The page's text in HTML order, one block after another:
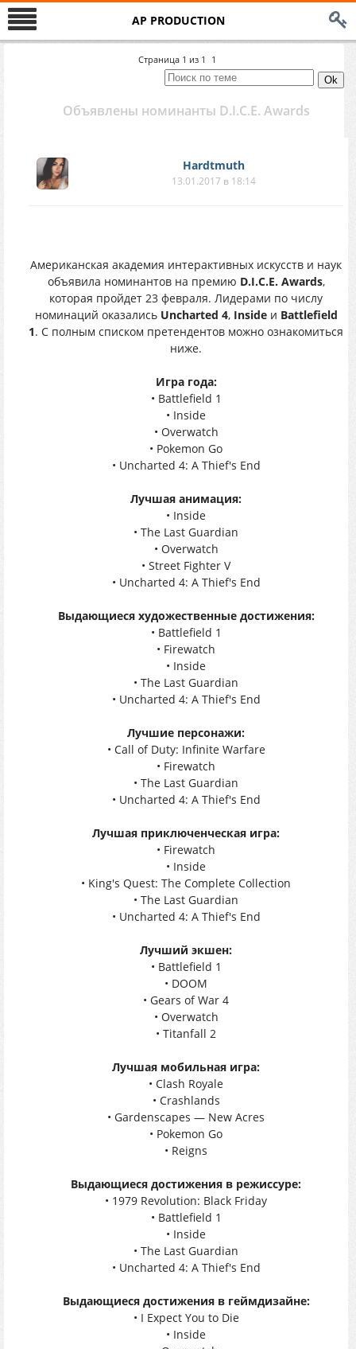
AP PRODUCTION
Страница 1 из 1 1
Объявлены номинанты D.I.C.E. Awards
Hardtmuth
13.01.2017 в 18:14
Американская академия интерактивных искусств и наук
объявила номинантов на премию D.I.C.E. Awards,
которая пройдет 23 февраля. Лидерами по числу
номинаций оказались Uncharted 4, Insideи Battlefield
1. С полным списком претендентов можно ознакомиться
ниже.
Игра года:
• Battlefield 1
• Inside
• Overwatch
• Pokemon Go
• Uncharted 4: A Thief's End
Лучшая анимация:
• Inside
• The Last Guardian
• Overwatch
• Street Fighter V
• Uncharted 4: A Thief's End
Выдающиеся художественные достижения:
• Battlefield 1
• Firewatch
• Inside
• The Last Guardian
• Uncharted 4: A Thief's End
Лучшие персонажи:
• Call of Duty: Infinite Warfare
• Firewatch
• The Last Guardian
• Uncharted 4: A Thief's End
Лучшая приключенческая игра:
• Firewatch
• Inside
• King's Quest: The Complete Collection
• The Last Guardian
• Uncharted 4: A Thief's End
Лучший экшен:
• Battlefield 1
• DOOM
• Gears of War 4
• Overwatch
• Titanfall 2
Лучшая мобильная игра:
• Clash Royale
• Crashlands
• Gardenscapes — New Acres
• Pokemon Go
• Reigns
Выдающиеся достижения в режиссуре:
• 1979 Revolution: Black Friday
• Battlefield 1
• Inside
• The Last Guardian
• Uncharted 4: A Thief's End
Выдающиеся достижения в геймдизайне:
• I Expect You to Die
• Inside